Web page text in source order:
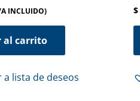
INCLUIDO)
al carrito
a lista de deseos
$